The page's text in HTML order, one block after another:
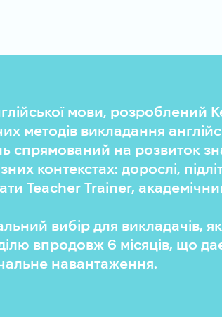
мови, розроблений
методів викладання
спрямований на розвиток
контекстах: дорослі,
Teacher Trainer,
вибір для викладачів,
впродовж 6 місяців, що
навантаження.